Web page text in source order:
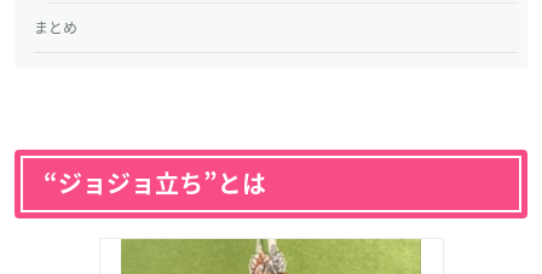
まとめ
“ジョジョ立ち”とは